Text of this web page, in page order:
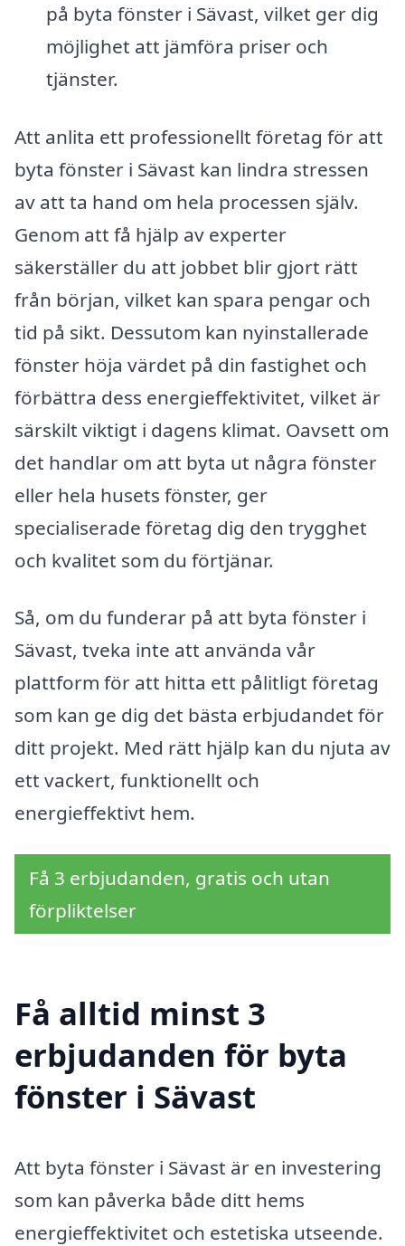
på byta fönster i Sävast, vilket ger dig
möjlighet att jämföra priser och
tjänster.
Att anlita ett professionellt företag för att
byta fönster i Sävast kan lindra stressen
av att ta hand om hela processen själv.
Genom att få hjälp av experter
säkerställer du att jobbet blir gjort rätt
från början, vilket kan spara pengar och
tid på sikt. Dessutom kan nyinstallerade
fönster höja värdet på din fastighet och
förbättra dess energieffektivitet, vilket är
särskilt viktigt i dagens klimat. Oavsett om
det handlar om att byta ut några fönster
eller hela husets fönster, ger
specialiserade företag dig den trygghet
och kvalitet som du förtjänar.
Så, om du funderar på att byta fönster i
Sävast, tveka inte att använda vår
plattform för att hitta ett pålitligt företag
som kan ge dig det bästa erbjudandet för
ditt projekt. Med rätt hjälp kan du njuta av
ett vackert, funktionellt och
energieffektivt hem.
Få 3 erbjudanden, gratis och utan
förpliktelser
Få alltid minst 3
erbjudanden för byta
fönster i Sävast
Att byta fönster i Sävast är en investering
som kan påverka både ditt hems
energieffektivitet och estetiska utseende.